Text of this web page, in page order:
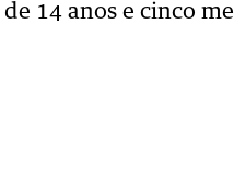
14 anos e cinco